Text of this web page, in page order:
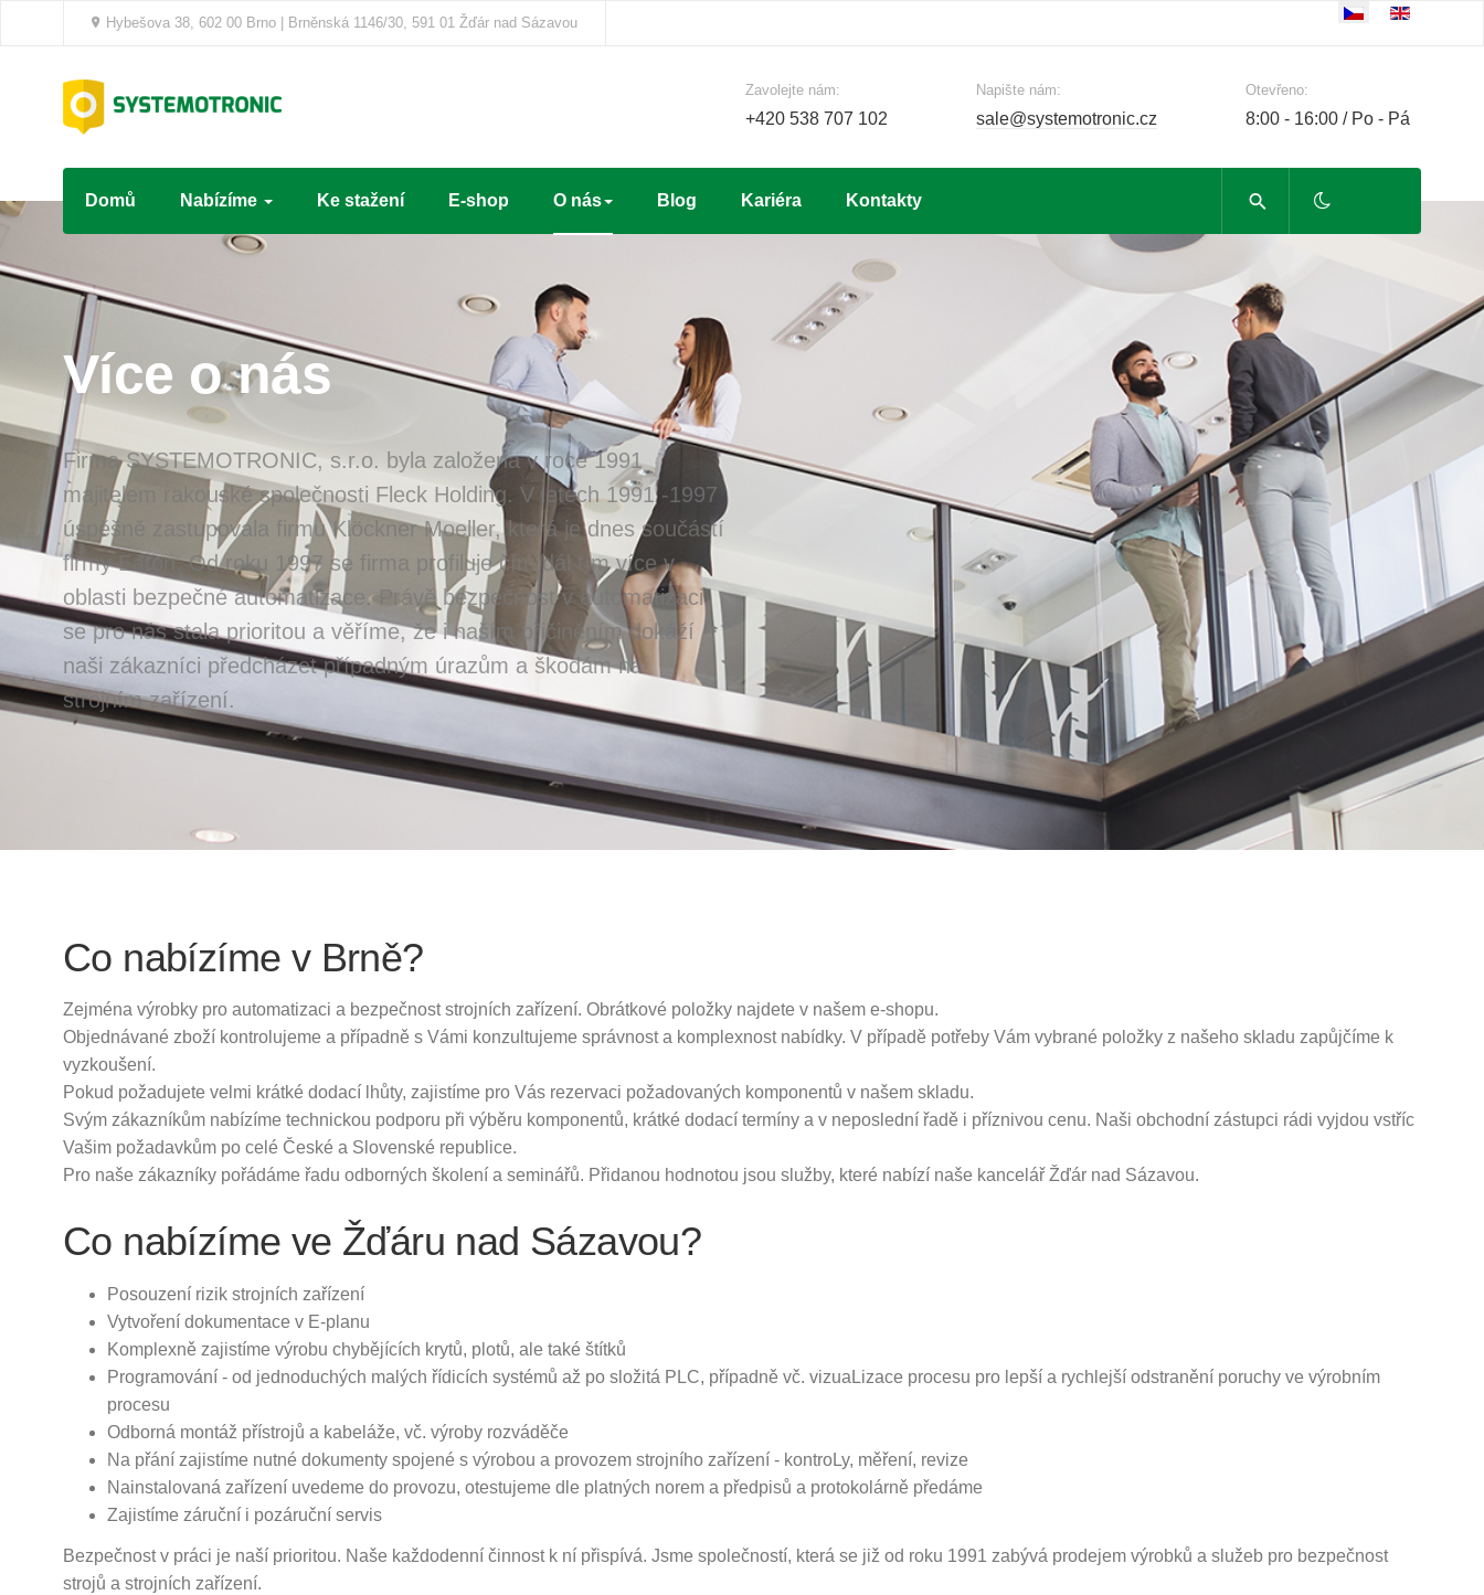
Hybešova 38, 602 00 Brno | Brněnská 1146/30, 591 01 Žďár nad Sázavou
Zvolte jazyk
Zavolejte nám:
+420 538 707 102
Napište nám:
sale@systemotronic.cz
Otevřeno:
8:00 - 16:00 / Po - Pá
Domů Nabízíme Ke stažení E-shop O nás Blog Kariéra Kontakty
Více o nás
Firma SYSTEMOTRONIC, s.r.o. byla založena v roce 1991
majitelem rakouské společnosti Fleck Holding. V letech 1991 -1997
úspěšně zastupovala firmu Klöckner Moeller, která je dnes součástí
firmy Eaton. Od roku 1997 se firma profiluje čím dál tím více v
oblasti bezpečné automatizace. Právě bezpečnost v automatizaci
se pro nás stala prioritou a věříme, že i naším přičiněním dokáží
naši zákazníci předcházet případným úrazům a škodám na
strojním zařízení.
Co nabízíme v Brně?
Zejména výrobky pro automatizaci a bezpečnost strojních zařízení. Obrátkové položky najdete v našem e-shopu.
Objednávané zboží kontrolujeme a případně s Vámi konzultujeme správnost a komplexnost nabídky. V případě potřeby Vám vybrané položky z našeho skladu zapůjčíme k
vyzkoušení.
Pokud požadujete velmi krátké dodací lhůty, zajistíme pro Vás rezervaci požadovaných komponentů v našem skladu.
Svým zákazníkům nabízíme technickou podporu při výběru komponentů, krátké dodací termíny a v neposlední řadě i příznivou cenu. Naši obchodní zástupci rádi vyjdou vstříc
Vašim požadavkům po celé České a Slovenské republice.
Pro naše zákazníky pořádáme řadu odborných školení a seminářů. Přidanou hodnotou jsou služby, které nabízí naše kancelář Žďár nad Sázavou.
Co nabízíme ve Žďáru nad Sázavou?
Posouzení rizik strojních zařízení
Vytvoření dokumentace v E-planu
Komplexně zajistíme výrobu chybějících krytů, plotů, ale také štítků
Programování - od jednoduchých malých řídicích systémů až po složitá PLC, případně vč. vizuaLizace procesu pro lepší a rychlejší odstranění poruchy ve výrobním
procesu
Odborná montáž přístrojů a kabeláže, vč. výroby rozváděče
Na přání zajistíme nutné dokumenty spojené s výrobou a provozem strojního zařízení - kontroLy, měření, revize
Nainstalovaná zařízení uvedeme do provozu, otestujeme dle platných norem a předpisů a protokolárně předáme
Zajistíme záruční i pozáruční servis
Bezpečnost v práci je naší prioritou. Naše každodenní činnost k ní přispívá. Jsme společností, která se již od roku 1991 zabývá prodejem výrobků a služeb pro bezpečnost
strojů a strojních zařízení.